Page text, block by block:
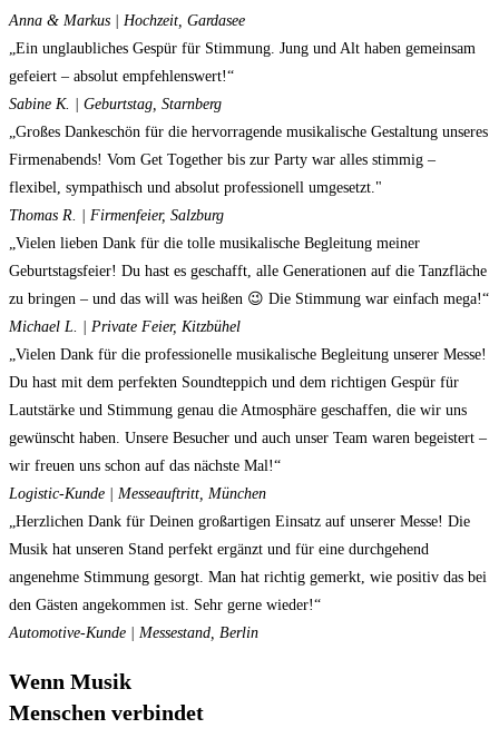
Anna & Markus | Hochzeit, Gardasee
„Ein unglaubliches Gespür für Stimmung. Jung und Alt haben gemeinsam
gefeiert – absolut empfehlenswert!“
Sabine K. | Geburtstag, Starnberg
„Großes Dankeschön für die hervorragende musikalische Gestaltung unseres
Firmenabends! Vom Get Together bis zur Party war alles stimmig –
flexibel, sympathisch und absolut professionell umgesetzt."
Thomas R. | Firmenfeier, Salzburg
„Vielen lieben Dank für die tolle musikalische Begleitung meiner
Geburtstagsfeier! Du hast es geschafft, alle Generationen auf die Tanzfläche
zu bringen – und das will was heißen 😉 Die Stimmung war einfach mega!“
Michael L. | Private Feier, Kitzbühel
„Vielen Dank für die professionelle musikalische Begleitung unserer Messe!
Du hast mit dem perfekten Soundteppich und dem richtigen Gespür für
Lautstärke und Stimmung genau die Atmosphäre geschaffen, die wir uns
gewünscht haben. Unsere Besucher und auch unser Team waren begeistert –
wir freuen uns schon auf das nächste Mal!“
Logistic-Kunde | Messeauftritt, München
„Herzlichen Dank für Deinen großartigen Einsatz auf unserer Messe! Die
Musik hat unseren Stand perfekt ergänzt und für eine durchgehend
angenehme Stimmung gesorgt. Man hat richtig gemerkt, wie positiv das bei
den Gästen angekommen ist. Sehr gerne wieder!“
Automotive-Kunde | Messestand, Berlin
Wenn Musik
Menschen verbindet